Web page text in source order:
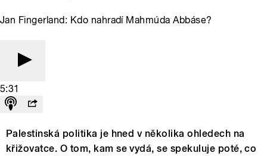
Jan Fingerland: Kdo nahradí Mahmúda Abbáse?
5:31
Palestinská politika je hned v několika ohledech na
křižovatce. O tom, kam se vydá, se spekuluje poté, co